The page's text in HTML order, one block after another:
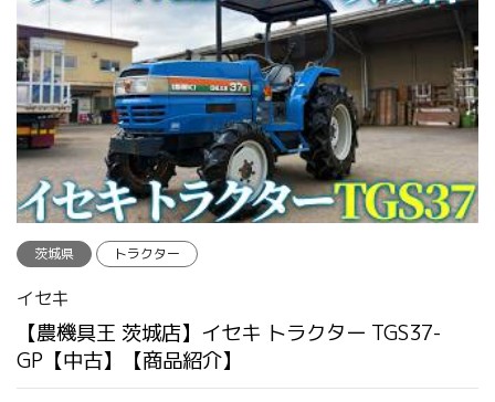
茨城県 トラクター
イセキ
【農機具王 茨城店】イセキ トラクター TGS37-
GP【中古】【商品紹介】